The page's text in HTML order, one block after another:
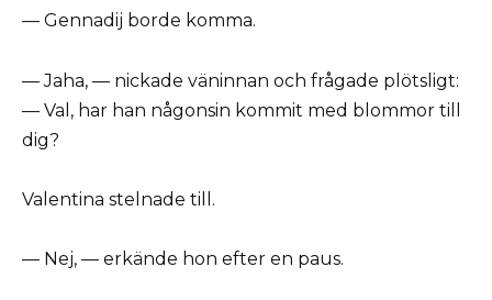
— Gennadij borde komma.
— Jaha, — nickade väninnan och frågade plötsligt:
— Val, har han någonsin kommit med blommor till
dig?
Valentina stelnade till.
— Nej, — erkände hon efter en paus.